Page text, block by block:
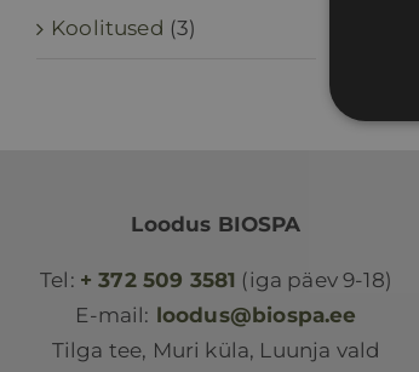
Koolitused (3)
Loodus BIOSPA
Tel: + 372 509 3581 (iga päev 9-18)
E-mail: loodus@biospa.ee
Tilga tee, Muri küla, Luunja vald